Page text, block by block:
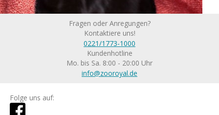
Fragen oder Anregungen?
Kontaktiere uns!
0221/1773-1000
Kundenhotline
Mo. bis Sa. 8:00 - 20:00 Uhr
info@zooroyal.de
Folge uns auf: